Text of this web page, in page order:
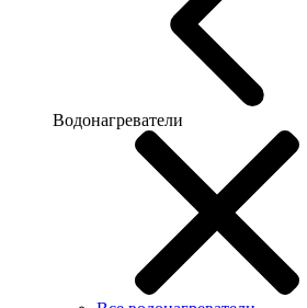
Водонагреватели